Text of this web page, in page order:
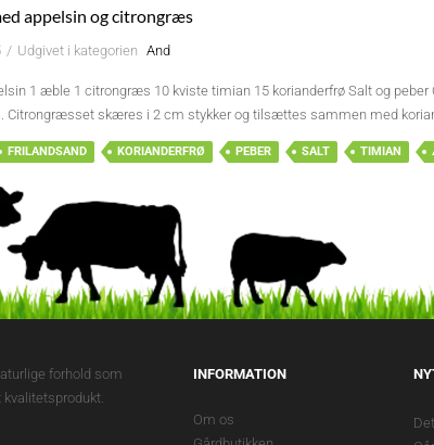
appelsin og citrongræs
/ Udgivet i kategorien And
1 æble 1 citrongræs 10 kviste timian 15 korianderfrø Salt og
Citrongræsset skæres i 2 cm stykker og tilsættes sammen med
FRILANDSAND KORIANDERFRØ PEBER SALT TIMIAN
forhold som
INFORMATION
Om os